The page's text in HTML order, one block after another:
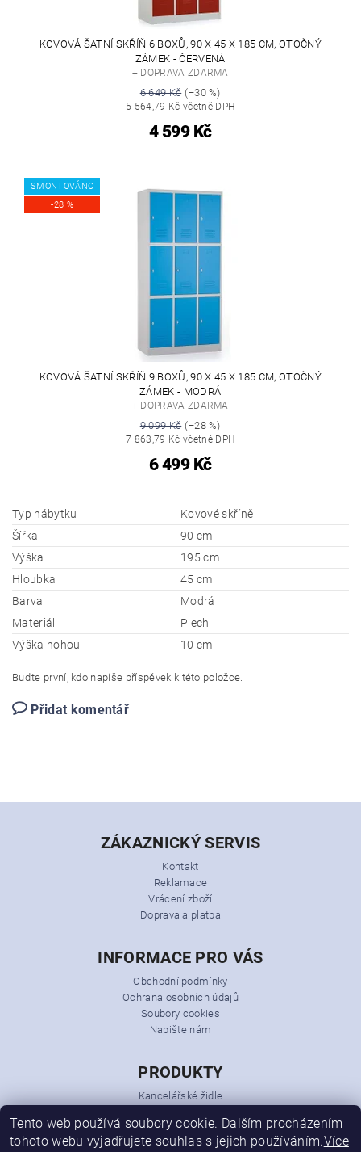
KOVOVÁ ŠATNÍ SKŘÍŇ 6 BOXŮ, 90 X 45 X 185 CM, OTOČNÝ
ZÁMEK - ČERVENÁ
+ DOPRAVA ZDARMA
6 649 Kč(–30 %)
5 564,79 Kč včetně DPH
4 599 Kč
SMONTOVÁNO
-28 %
KOVOVÁ ŠATNÍ SKŘÍŇ 9 BOXŮ, 90 X 45 X 185 CM, OTOČNÝ
ZÁMEK - MODRÁ
+ DOPRAVA ZDARMA
9 099 Kč(–28 %)
7 863,79 Kč včetně DPH
6 499 Kč
Typ nábytku
Kovové skříně
Šířka
90 cm
Výška
195 cm
Hloubka
45 cm
Barva
Modrá
Materiál
Plech
Výška nohou
10 cm
Buďte první, kdo napíše příspěvek k této položce.
Přidat komentář
ZÁKAZNICKÝ SERVIS
Kontakt
Reklamace
Vrácení zboží
Doprava a platba
INFORMACE PRO VÁS
Obchodní podmínky
Ochrana osobních údajů
Soubory cookies
Napište nám
PRODUKTY
Kancelářské židle
Kancelářský nábytek
Konferenční židle
Tento web používá soubory cookie. Dalším procházením
tohoto webu vyjadřujete souhlas s jejich používáním.Více